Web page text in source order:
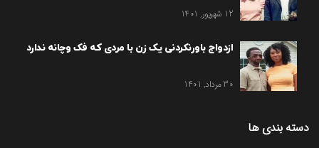
12 شهریور, 1401
ازدواج باورنکردنی یک زن با مردی که فک وچانه ندارد
30 مرداد, 1401
دسته بندی ها